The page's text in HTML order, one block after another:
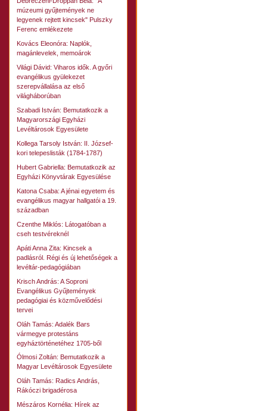
múzeumi gyűjtemények ne
legyenek rejtett kincsek" Pulszky
Ferenc emlékezete
Kovács Eleonóra: Naplók,
magánlevelek, memoárok
Világi Dávid: Viharos idők. A győri
evangélikus gyülekezet
szerepvállalása az első
világháborúban
Szabadi István: Bemutatkozik a
Magyarországi Egyházi
Levéltárosok Egyesülete
Kollega Tarsoly István: II. József-
kori telepeslisták (1784-1787)
Hubert Gabriella: Bemutatkozik az
Egyházi Könyvtárak Egyesülése
Katona Csaba: A jénai egyetem és
evangélikus magyar hallgatói a 19.
században
Czenthe Miklós: Látogatóban a
cseh testvéreknél
Apáti Anna Zita: Kincsek a
padlásról. Régi és új lehetőségek a
levéltár-pedagógiában
Krisch András: A Soproni
Evangélikus Gyűjtemények
pedagógiai és közművelődési
tervei
Oláh Tamás: Adalék Bars
vármegye protestáns
egyháztörténetéhez 1705-ből
Ólmosi Zoltán: Bemutatkozik a
Magyar Levéltárosok Egyesülete
Oláh Tamás: Radics András,
Rákóczi brigadérosa
Mészáros Kornélia: Hírek az